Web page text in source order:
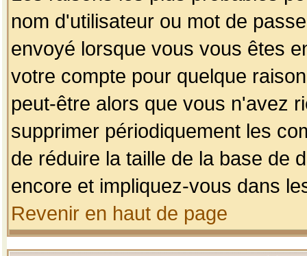
nom d'utilisateur ou mot de
envoyé lorsque vous vous êtes
votre compte pour quelque
peut-être alors que vous n'avez
supprimer périodiquement les
de réduire la taille de la base de
encore et impliquez-vous dans
Revenir en haut de page